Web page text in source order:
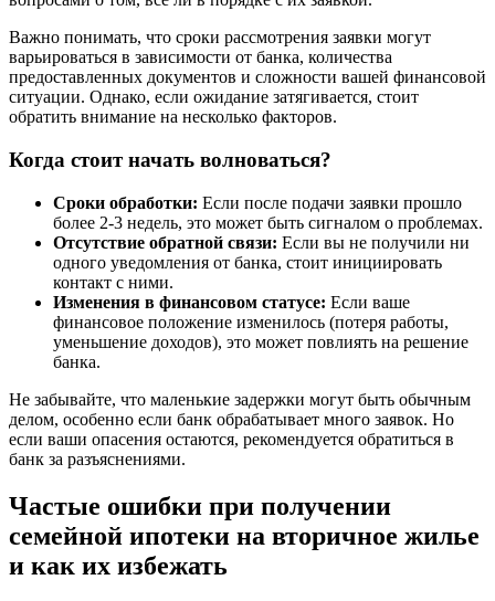
Важно понимать, что сроки рассмотрения заявки могут
варьироваться в зависимости от банка, количества
предоставленных документов и сложности вашей финансовой
ситуации. Однако, если ожидание затягивается, стоит
обратить внимание на несколько факторов.
Когда стоит начать волноваться?
Сроки обработки: Если после подачи заявки прошло
более 2-3 недель, это может быть сигналом о проблемах.
Отсутствие обратной связи: Если вы не получили ни
одного уведомления от банка, стоит инициировать
контакт с ними.
Изменения в финансовом статусе: Если ваше
финансовое положение изменилось (потеря работы,
уменьшение доходов), это может повлиять на решение
банка.
Не забывайте, что маленькие задержки могут быть обычным
делом, особенно если банк обрабатывает много заявок. Но
если ваши опасения остаются, рекомендуется обратиться в
банк за разъяснениями.
Частые ошибки при получении
семейной ипотеки на вторичное жилье
и как их избежать